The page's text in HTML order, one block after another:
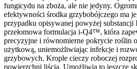
fungicydu na zboża, ale nie jedyny.
efektywności środka grzybobójczego ma
przypadku opisywanej powyżej
przełomowa formulacja i-Q4™, która
precyzyjne i równomierne pokrycie roślin
użytkową, uniemożliwiając infekcje i
grzybowych. Krople cieczy roboczej
powierzchni liścia. Umożliwia to jeszcze